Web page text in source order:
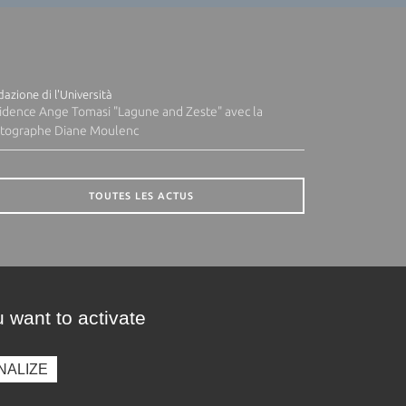
di l'Università
Ange Tomasi "Lagune and Zeste" avec la
Diane Moulenc
TOUTES LES ACTUS
want to activate